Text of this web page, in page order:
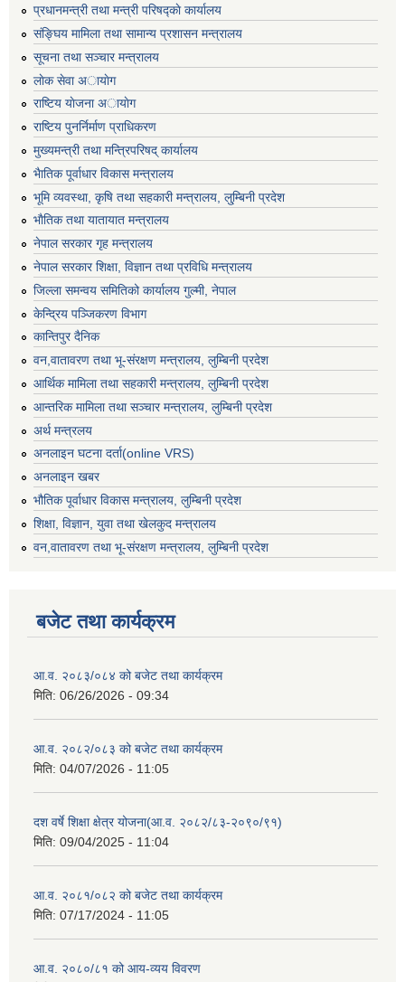
प्रधानमन्त्री तथा मन्त्री परिषद्काे कार्यालय
संङ्घिय मामिला तथा सामान्य प्रशासन मन्त्रालय
सूचना तथा सञ्चार मन्त्रालय
लाेक सेवा अायाेग
राष्टिय याेजना अायाेग
राष्टिय पुनर्निर्माण प्राधिकरण
मुख्यमन्त्री तथा मन्त्रिपरिषद् कार्यालय
भैातिक पूर्वाधार विकास मन्त्रालय
भूमि व्यवस्था, कृषि तथा सहकारी मन्त्रालय, लु्म्बिनी प्रदेश
भाैतिक तथा यातायात मन्त्रालय
नेपाल सरकार गृह मन्त्रालय
नेपाल सरकार शिक्षा, विज्ञान तथा प्रविधि मन्त्रालय
जिल्ला समन्वय समितिको कार्यालय गुल्मी, नेपाल
केन्द्रिय पञ्जिकरण विभाग
कान्तिपुर दैनिक
वन,वातावरण तथा भू-संरक्षण मन्त्रालय, लुम्बिनी प्रदेश
आर्थिक मामिला तथा सहकारी मन्त्रालय, लुम्बिनी प्रदेश
आन्तरिक मामिला तथा सञ्चार मन्त्रालय, लुम्बिनी प्रदेश
अर्थ मन्त्रलय
अनलाइन घटना दर्ता(online VRS)
अनलाइन खबर
भौतिक पूर्वाधार विकास मन्त्रालय, लुम्बिनी प्रदेश
शिक्षा, विज्ञान, युवा तथा खेलकुद मन्‍‍त्रालय
वन,वातावरण तथा भू-संरक्षण मन्त्रालय, लुम्बिनी प्रदेश
बजेट तथा कार्यक्रम
आ.व. २०८३/०८४ को बजेट तथा कार्यक्रम
मिति: 06/26/2026 - 09:34
आ.व. २०८२/०८३ को बजेट तथा कार्यक्रम
मिति: 04/07/2026 - 11:05
दश वर्षे शिक्षा क्षेत्र योजना(आ.व. २०८२/८३-२०९०/९१)
मिति: 09/04/2025 - 11:04
आ.व. २०८१/०८२ को बजेट तथा कार्यक्रम
मिति: 07/17/2024 - 11:05
आ.व. २०८०/८१ को आय-व्यय विवरण